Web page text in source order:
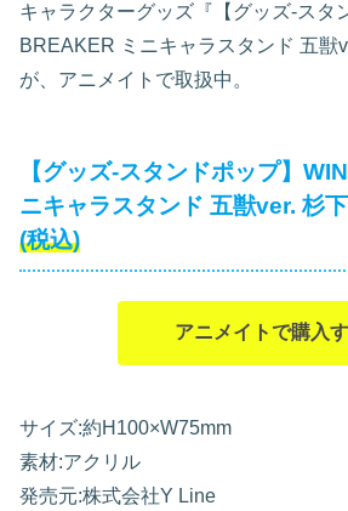
キャラクターグッズ『【グッズ-スタ
BREAKER ミニキャラスタンド 五獣
が、アニメイトで取扱中。
【グッズ-スタンドポップ】
ニキャラスタンド 五獣ver. 杉
(税込)
アニメイトで購入
サイズ:約H100×W75mm
素材:アクリル
発売元:株式会社Y Line